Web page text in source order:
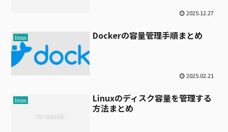
2025.12.27
linux Dockerの容量管理手順まとめ
2025.02.21
linux
Linuxのディスク容量を管理する
方法まとめ